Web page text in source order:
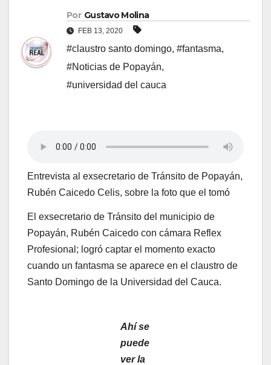
Por Gustavo Molina
FEB 13, 2020
#claustro santo domingo, #fantasma,
#Noticias de Popayán,
#universidad del cauca
Entrevista al exsecretario de Tránsito de Popayán,
Rubén Caicedo Celis, sobre la foto que el tomó
El exsecretario de Tránsito del municipio de
Popayán, Rubén Caicedo con cámara Reflex
Profesional; logró captar el momento exacto
cuando un fantasma se aparece en el claustro de
Santo Domingo de la Universidad del Cauca.
Ahí se
puede
ver la